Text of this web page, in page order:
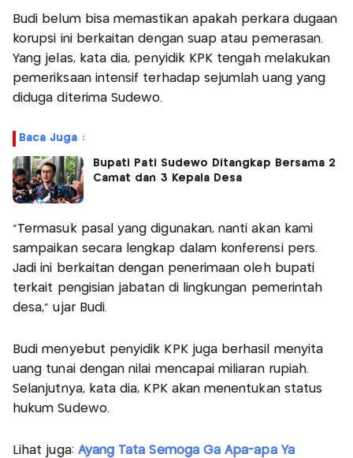
Budi belum bisa memastikan apakah perkara dugaan
korupsi ini berkaitan dengan suap atau pemerasan.
Yang jelas, kata dia, penyidik KPK tengah melakukan
pemeriksaan intensif terhadap sejumlah uang yang
diduga diterima Sudewo.
Baca Juga :
Bupati Pati Sudewo Ditangkap Bersama 2
Camat dan 3 Kepala Desa
“Termasuk pasal yang digunakan, nanti akan kami
sampaikan secara lengkap dalam konferensi pers.
Jadi ini berkaitan dengan penerimaan oleh bupati
terkait pengisian jabatan di lingkungan pemerintah
desa,” ujar Budi.
Budi menyebut penyidik KPK juga berhasil menyita
uang tunai dengan nilai mencapai miliaran rupiah.
Selanjutnya, kata dia, KPK akan menentukan status
hukum Sudewo.
Lihat juga: Ayang Tata Semoga Ga Apa-apa Ya